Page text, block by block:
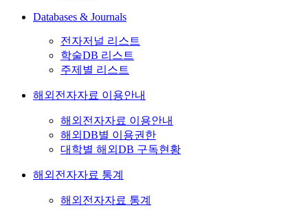
Databases & Journals
전자저널 리스트
학술DB 리스트
주제별 리스트
해외전자자료 이용안내
해외전자자료 이용안내
해외DB별 이용권한
대학별 해외DB 구독현황
해외전자자료 통계
해외전자자료 통계